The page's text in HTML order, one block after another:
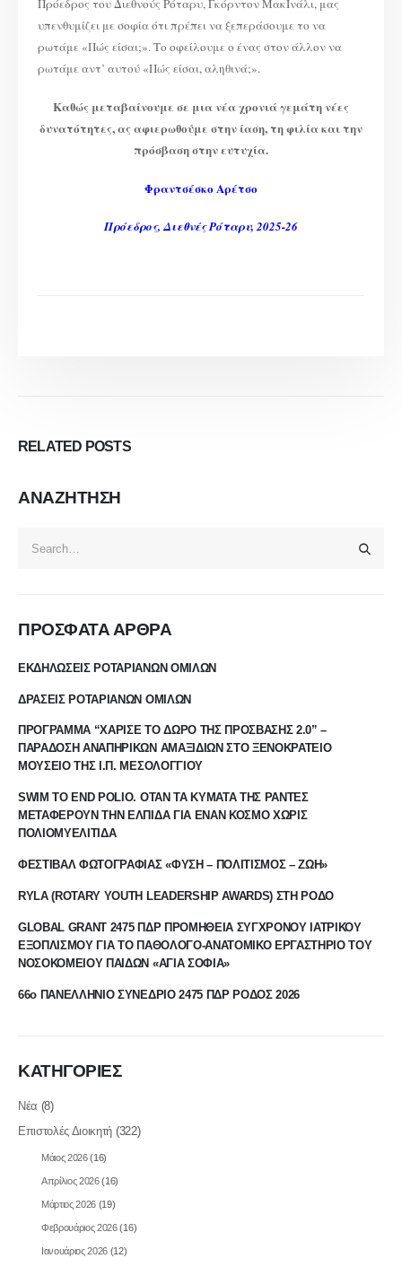
Πρόεδρος του Διεθνούς Ρόταρυ, Γκόρντον ΜακΙνάλι, μας
υπενθυμίζει με σοφία ότι πρέπει να ξεπεράσουμε το να
ρωτάμε «Πώς είσαι;». Το οφείλουμε ο ένας στον άλλον να
ρωτάμε αντ’ αυτού «Πώς είσαι, αληθινά;».
Καθώς μεταβαίνουμε σε μια νέα χρονιά γεμάτη νέες
δυνατότητες, ας αφιερωθούμε στην ίαση, τη φιλία και την
πρόσβαση στην ευτυχία.
Φραντσέσκο Αρέτσο
Πρόεδρος, Διεθνές Ρόταρυ, 2025-26
RELATED POSTS
ΑΝΑΖΗΤΗΣΗ
ΠΡΟΣΦΑΤΑ ΑΡΘΡΑ
ΕΚΔΗΛΩΣΕΙΣ ΡΟΤΑΡΙΑΝΩΝ ΟΜΙΛΩΝ
ΔΡΑΣΕΙΣ ΡΟΤΑΡΙΑΝΩΝ ΟΜΙΛΩΝ
ΠΡΟΓΡΑΜΜΑ “ΧΑΡΙΣΕ ΤΟ ΔΩΡΟ ΤΗΣ ΠΡΟΣΒΑΣΗΣ 2.0” –
ΠΑΡΑΔΟΣΗ ΑΝΑΠΗΡΙΚΩΝ ΑΜΑΞΙΔΙΩΝ ΣΤΟ ΞΕΝΟΚΡΑΤΕΙΟ
ΜΟΥΣΕΙΟ ΤΗΣ Ι.Π. ΜΕΣΟΛΟΓΓΙΟΥ
SWIM TO END POLIO. ΟΤΑΝ ΤΑ ΚΥΜΑΤΑ ΤΗΣ ΡΑΝΤΕΣ
ΜΕΤΑΦΕΡΟΥΝ ΤΗΝ ΕΛΠΙΔΑ ΓΙΑ ΕΝΑΝ ΚΟΣΜΟ ΧΩΡΙΣ
ΠΟΛΙΟΜΥΕΛΙΤΙΔΑ
ΦΕΣΤΙΒΑΛ ΦΩΤΟΓΡΑΦΙΑΣ «ΦΥΣΗ – ΠΟΛΙΤΙΣΜΟΣ – ΖΩΗ»
RYLA (ROTARY YOUTH LEADERSHIP AWARDS) ΣΤΗ ΡΟΔΟ
GLOBAL GRANT 2475 ΠΔΡ ΠΡΟΜΗΘΕΙΑ ΣΥΓΧΡΟΝΟΥ ΙΑΤΡΙΚΟΥ
ΕΞΟΠΛΙΣΜΟΥ ΓΙΑ ΤΟ ΠΑΘΟΛΟΓΟ-ΑΝΑΤΟΜΙΚΟ ΕΡΓΑΣΤΗΡΙΟ ΤΟΥ
ΝΟΣΟΚΟΜΕΙΟΥ ΠΑΙΔΩΝ «ΑΓΙΑ ΣΟΦΙΑ»
66ο ΠΑΝΕΛΛΗΝΙΟ ΣΥΝΕΔΡΙΟ 2475 ΠΔΡ ΡΟΔΟΣ 2026
ΚΑΤΗΓΟΡΙΕΣ
Νέα (8)
Επιστολές Διοικητή (322)
Μάιος 2026(16)
Απρίλιος 2026(16)
Μάρτιος 2026 (19)
Φεβρουάριος 2026(16)
Ιανουάριος 2026 (12)